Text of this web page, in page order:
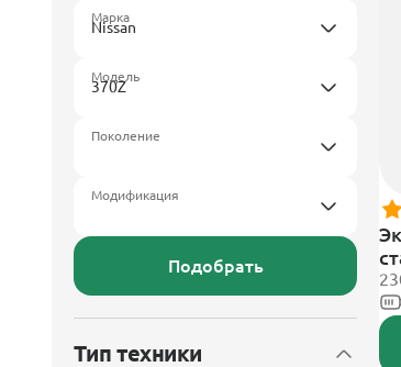
Марка
Модель
Поколение
Модификация
Подобрать
Тип техники